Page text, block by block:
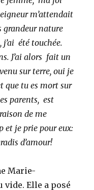
m’attendait
grandeur nature
été touchée.
J’ai alors fait un
sur terre, oui je
que tu es mort sur
parents, est
de me
et je prie pour eux:
d’amour!
Marie-
vide. Elle a posé